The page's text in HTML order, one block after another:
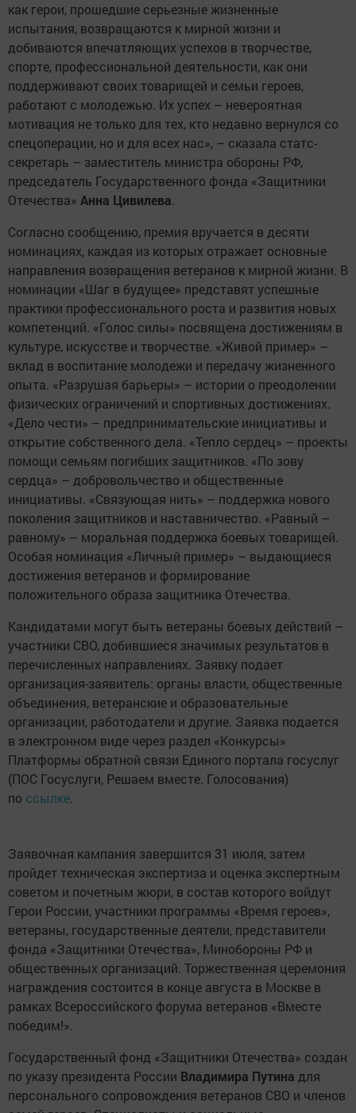
как герои, прошедшие серьезные жизненные
испытания, возвращаются к мирной жизни и
добиваются впечатляющих успехов в творчестве,
спорте, профессиональной деятельности, как они
поддерживают своих товарищей и семьи героев,
работают с молодежью. Их успех – невероятная
мотивация не только для тех, кто недавно вернулся со
спецоперации, но и для всех нас», – сказала статс-
секретарь – заместитель министра обороны РФ,
председатель Государственного фонда «Защитники
Отечества» Анна Цивилева.
Согласно сообщению, премия вручается в десяти
номинациях, каждая из которых отражает основные
направления возвращения ветеранов к мирной жизни. В
номинации «Шаг в будущее» представят успешные
практики профессионального роста и развития новых
компетенций. «Голос силы» посвящена достижениям в
культуре, искусстве и творчестве. «Живой пример» –
вклад в воспитание молодежи и передачу жизненного
опыта. «Разрушая барьеры» – истории о преодолении
физических ограничений и спортивных достижениях.
«Дело чести» – предпринимательские инициативы и
открытие собственного дела. «Тепло сердец» – проекты
помощи семьям погибших защитников. «По зову
сердца» – добровольчество и общественные
инициативы. «Связующая нить» – поддержка нового
поколения защитников и наставничество. «Равный –
равному» – моральная поддержка боевых товарищей.
Особая номинация «Личный пример» – выдающиеся
достижения ветеранов и формирование
положительного образа защитника Отечества.
Кандидатами могут быть ветераны боевых действий –
участники СВО, добившиеся значимых результатов в
перечисленных направлениях. Заявку подает
организация-заявитель: органы власти, общественные
объединения, ветеранские и образовательные
организации, работодатели и другие. Заявка подается
в электронном виде через раздел «Конкурсы»
Платформы обратной связи Единого портала госуслуг
(ПОС Госуслуги, Решаем вместе. Голосования)
по ссылке.
Заявочная кампания завершится 31 июля, затем
пройдет техническая экспертиза и оценка экспертным
советом и почетным жюри, в состав которого войдут
Герои России, участники программы «Время героев»,
ветераны, государственные деятели, представители
фонда «Защитники Отечества», Минобороны РФ и
общественных организаций. Торжественная церемония
награждения состоится в конце августа в Москве в
рамках Всероссийского форума ветеранов «Вместе
победим!».
Государственный фонд «Защитники Отечества» создан
по указу президента России Владимира Путина для
персонального сопровождения ветеранов СВО и членов